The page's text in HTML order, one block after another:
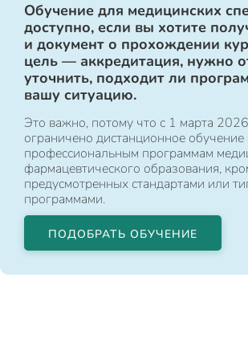
Обучение для медицинских
доступно, если вы хотите
и документ о прохождении
цель — аккредитация, нужно
уточнить, подходит ли
вашу ситуацию.
Это важно, потому что с 1 марта
ограничено дистанционное обучение
профессиональным программам
фармацевтического образования,
предусмотренных стандартами или
программами.
ПОДОБРАТЬ ОБУЧЕНИЕ